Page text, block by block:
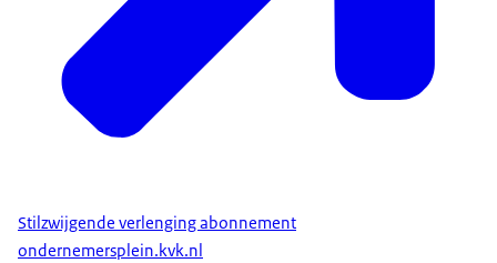
Stilzwijgende verlenging abonnement
ondernemersplein.kvk.nl